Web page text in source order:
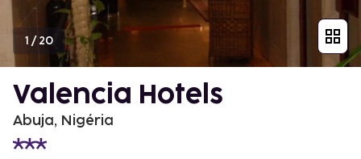
1 /20
Valencia Hotels
Abuja, Nigéria